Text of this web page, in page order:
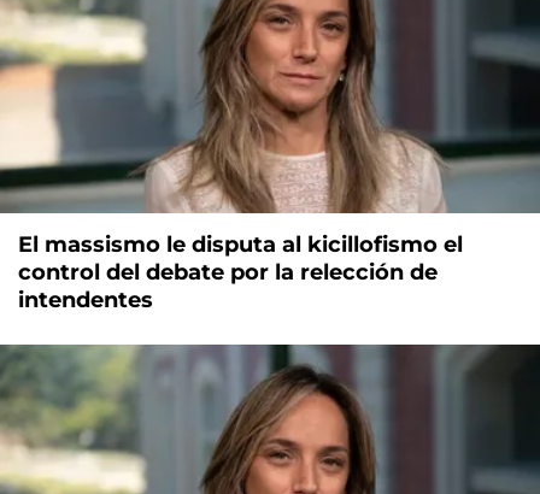
El massismo le disputa al kicillofismo el
control del debate por la relección de
intendentes